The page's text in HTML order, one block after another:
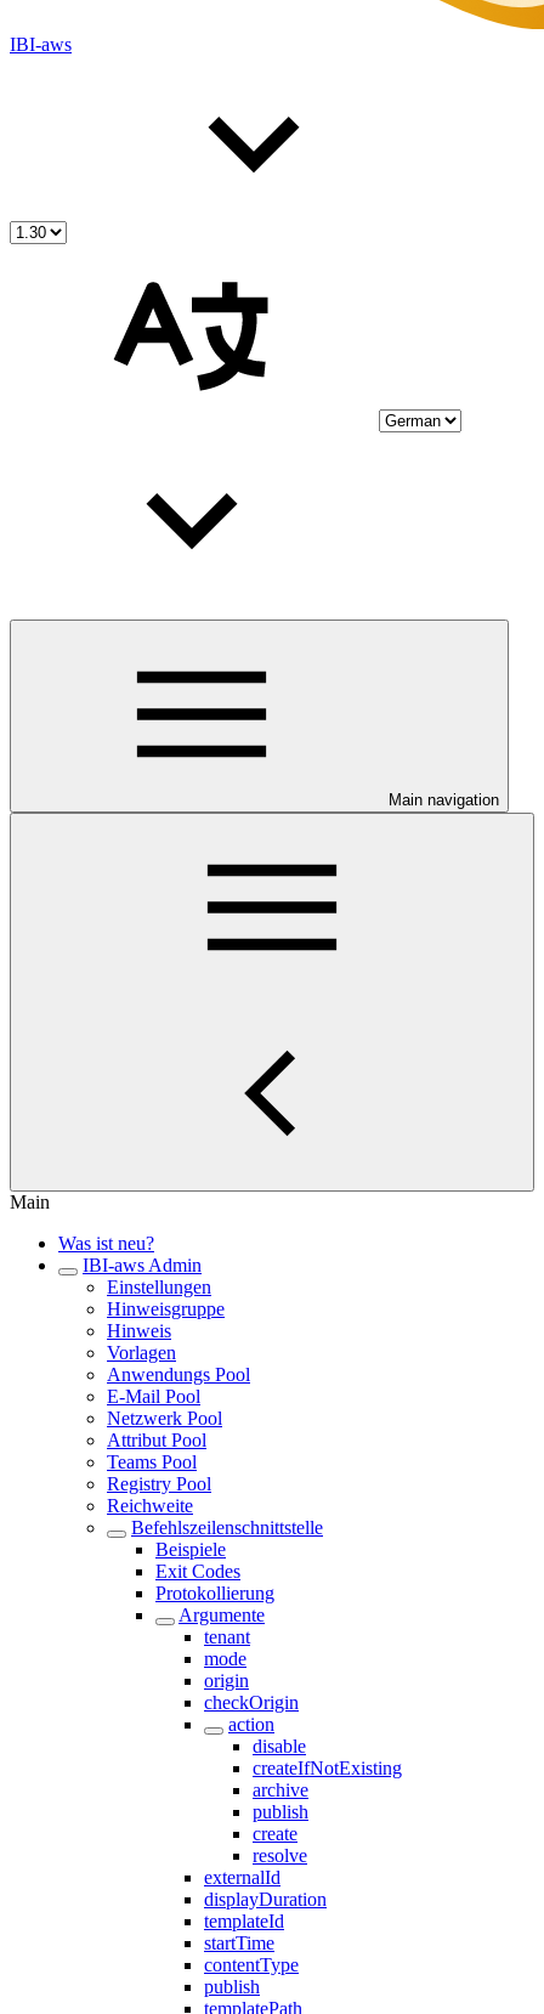
IBI-aws
Main navigation
Main
Was ist neu?
IBI-aws Admin
Einstellungen
Hinweisgruppe
Hinweis
Vorlagen
Anwendungs Pool
E-Mail Pool
Netzwerk Pool
Attribut Pool
Teams Pool
Registry Pool
Reichweite
Befehlszeilenschnittstelle
Beispiele
Exit Codes
Protokollierung
Argumente
tenant
mode
origin
checkOrigin
action
disable
createIfNotExisting
archive
publish
create
resolve
externalId
displayDuration
templateId
startTime
contentType
publish
templatePath